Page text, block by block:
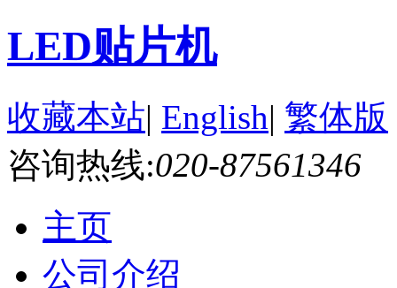
LED贴片机
收藏本站| English| 繁体版
咨询热线:020-87561346
主页
公司介绍